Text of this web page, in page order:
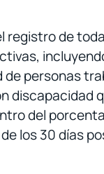
registro de
de personas
discapacidad
del
los 30 días